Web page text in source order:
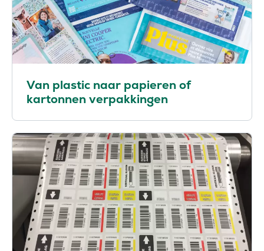
Van plastic naar papieren of
kartonnen verpakkingen